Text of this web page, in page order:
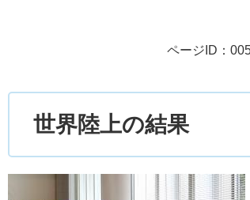
ページID：
世界陸上の結果